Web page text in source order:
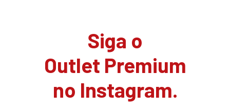
Siga o
Outlet Premium
no Instagram.